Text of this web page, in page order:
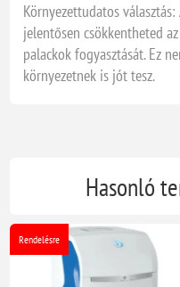
Környezettudatos
jelentősen csökkentheted
palackok fogyasztását. Ez
környezetnek is jót tesz.
Hasonló
Rendelésre